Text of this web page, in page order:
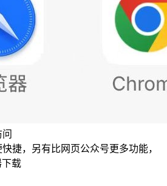
捷，另有比网页公众号更多功能，
载